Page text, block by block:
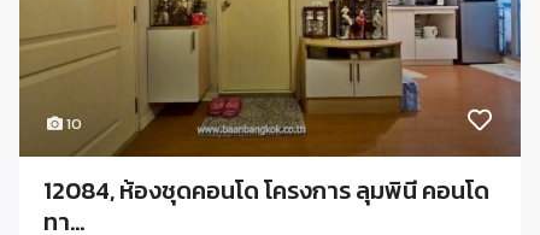
10
12084, ห้องชุดคอนโด โครงการ ลุมพินี คอนโด
ทา...